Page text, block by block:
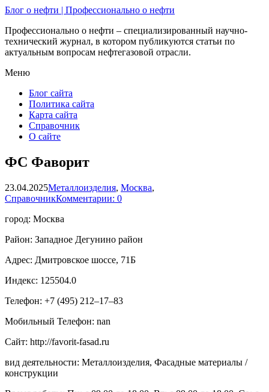
Блог о нефти | Профессионально о нефти
Профессионально о нефти – специализированный научно-
технический журнал, в котором публикуются статьи по
актуальным вопросам нефтегазовой отрасли.
Меню
Блог сайта
Политика сайта
Карта сайта
Справочник
О сайте
ФС Фаворит
23.04.2025Металлоизделия, Москва,
СправочникКомментарии: 0
город: Москва
Район: Западное Дегунино район
Адрес: Дмитровское шоссе, 71Б
Индекс: 125504.0
Телефон: +7 (495) 212‒17‒83
Мобильный Телефон: nan
Сайт: http://favorit-fasad.ru
вид деятельности: Металлоизделия, Фасадные материалы /
конструкции